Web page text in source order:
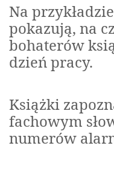
Na
pokazują, na
bohaterów
dzień pracy.
Książki
fachowym
numerów